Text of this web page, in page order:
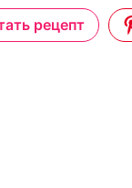
рецепт